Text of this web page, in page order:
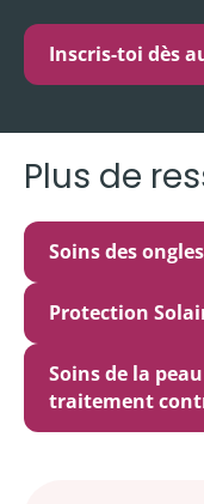
Inscris-toi dès
Plus de
Soins des ongles
Protection
Soins de la
traitement